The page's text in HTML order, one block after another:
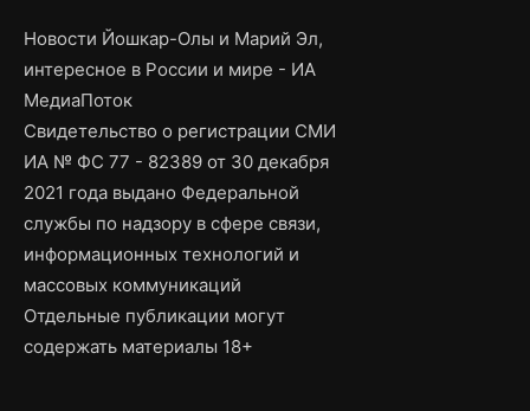
Новости Йошкар-Олы и Марий Эл,
интересное в России и мире - ИА
МедиаПоток
Свидетельство о регистрации СМИ
ИА № ФС 77 - 82389 от 30 декабря
2021 года выдано Федеральной
службы по надзору в сфере связи,
информационных технологий и
массовых коммуникаций
Отдельные публикации могут
содержать материалы 18+